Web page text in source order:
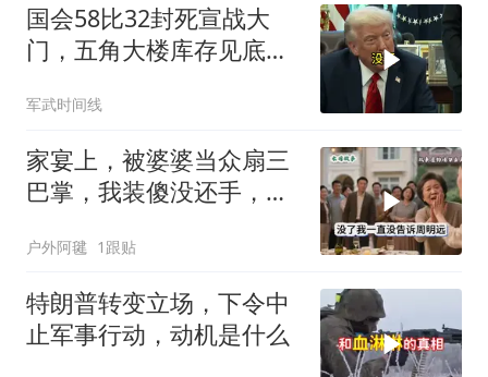
国会58比32封死宣战大
门，五角大楼库存见底，
生了什么
军武时间线
家宴上，被婆婆当众扇三
巴掌，我装傻没还手，悄
夫全家10人被新户主请出
家门
户外阿毽 1跟贴
特朗普转变立场，下令中
止军事行动，动机是什么